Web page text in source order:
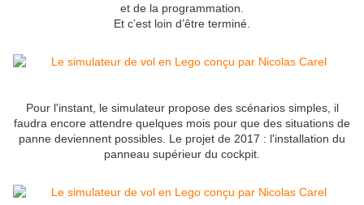
et de la programmation.
Et c’est loin d’être terminé.
Pour l'instant, le simulateur propose des scénarios simples, il
faudra encore attendre quelques mois pour que des situations de
panne deviennent possibles. Le projet de 2017 : l'installation du
panneau supérieur du cockpit.